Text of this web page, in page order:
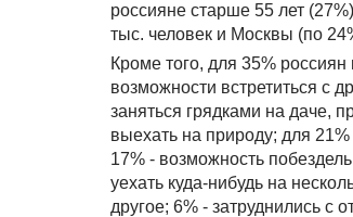
россияне старше 55 лет
тыс. человек и Москвы (по
Кроме того, для 35% россиян
возможности встретиться с
заняться грядками на даче,
выехать на природу; для
17% - возможность
уехать куда-нибудь на
другое; 6% - затруднились с